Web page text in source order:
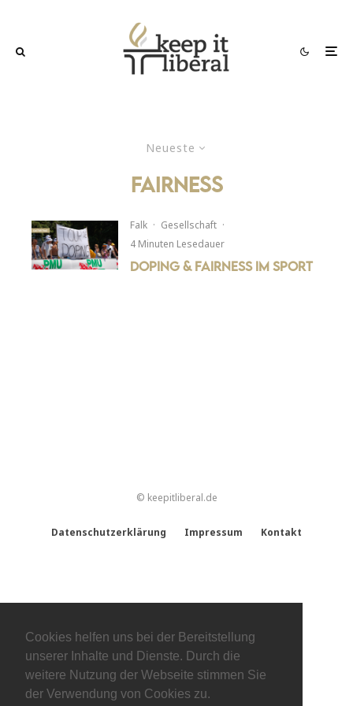
Cookies helfen uns bei der Bereitstellung
unserer Inhalte und Dienste. Durch die
weitere Nutzung der Webseite stimmen Sie
der Verwendung von Cookies zu.
Neueste
fairness
Falk · Gesellschaft ·
4 Minuten Lesedauer
Doping & Fairness im Sport
© keepitliberal.de
Datenschutzerklärung Impressum Kontakt